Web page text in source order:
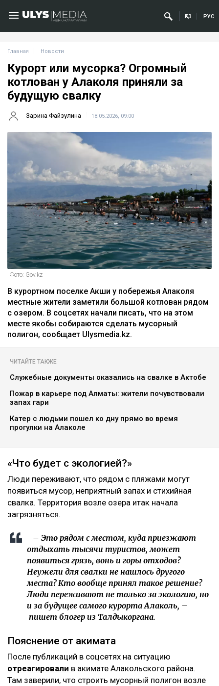
ҚАЗ РУС
Главная Новости
Курорт или мусорка? Огромный
котлован у Алаколя приняли за
будущую свалку
Зарина Файзулина 18.05.2026, 09:00
Фото: Gov.kz
В курортном поселке Акши у побережья Алаколя
местные жители заметили большой котлован рядом
с озером. В соцсетях начали писать, что на этом
месте якобы собираются сделать мусорный
полигон, сообщает Ulysmedia.kz.
ЧИТАЙТЕ ТАКЖЕ
Служебные документы оказались на свалке в Актобе
Пожар в карьере под Алматы: жители почувствовали
запах гари
Катер с людьми пошел ко дну прямо во время
прогулки на Алаколе
«Что будет с экологией?»
Люди переживают, что рядом с пляжами могут
появиться мусор, неприятный запах и стихийная
свалка. Территория возле озера итак начала
загрязняться.
– Это рядом с местом, куда приезжают
отдыхать тысячи туристов, может
появиться грязь, вонь и горы отходов?
Неужели для свалки не нашлось другого
места? Кто вообще принял такое решение?
Люди переживают не только за экологию, но
и за будущее самого курорта Алаколь, –
пишет блогер из Талдыкоргана.
Пояснение от акимата
После публикаций в соцсетях на ситуацию
отреагировали в акимате Алакольского района.
Там заверили, что строить мусорный полигон возле